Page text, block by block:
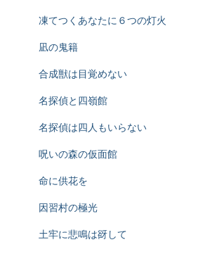
凍てつくあなたに６つの灯火
凪の鬼籍
合成獣は目覚めない
名探偵と四嶺館
名探偵は四人もいらない
呪いの森の仮面館
命に供花を
因習村の極光
土牢に悲鳴は谺して